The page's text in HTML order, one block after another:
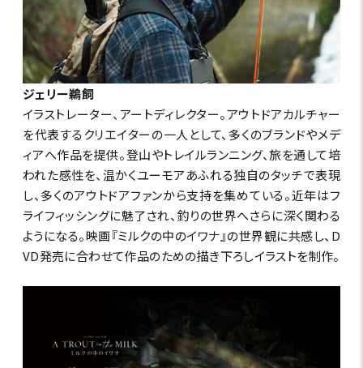
ジェリー鵜飼
イラストレーター、アートディレクター。アウトドアカルチャー
を代表するクリエイターの一人として、多くのブランドやメデ
ィアへ作品を提供。登山やトレイルランニング、旅を通して培
われた感性を、温かくユーモアあふれる独自のタッチで表現
し、多くのアウトドアファンから支持を集めている。近年はフ
ライフィッシングに魅了され、釣りの世界へさらに深く関わる
ようになる。映画『ミルクの中のイワナ』の世界観に共感し、D
VD発売に合わせて作品のための描き下ろしイラストを制作。